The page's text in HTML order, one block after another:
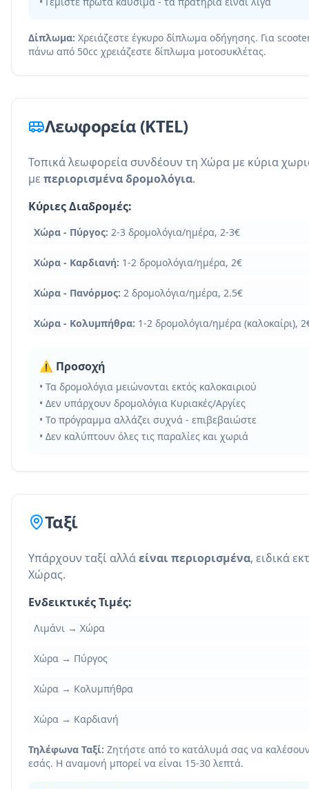
Δίπλωμα: Χρειάζεστε έγκυρο δίπλωμα οδήγησης. Για
πάνω από 50cc χρειάζεστε δίπλωμα μοτοσυκλέτας.
Λεωφορεία (KTEL)
Τοπικά λεωφορεία συνδέουν τη Χώρα με κύρια
με περιορισμένα δρομολόγια.
Κύριες Διαδρομές:
Χώρα - Πύργος: 2-3 δρομολόγια/ημέρα, 2-3€
Χώρα - Καρδιανή: 1-2 δρομολόγια/ημέρα, 2€
Χώρα - Πανόρμος: 2 δρομολόγια/ημέρα, 2.5€
Χώρα - Κολυμπήθρα: 1-2 δρομολόγια/ημέρα (καλοκαίρι),
⚠️ Προσοχή
• Τα δρομολόγια μειώνονται εκτός καλοκαιριού
• Δεν υπάρχουν δρομολόγια Κυριακές/Αργίες
• Το πρόγραμμα αλλάζει συχνά - επιβεβαιώστε
• Δεν καλύπτουν όλες τις παραλίες και χωριά
Ταξί
Υπάρχουν ταξί αλλάείναι περιορισμένα, ειδικά
Χώρας.
Ενδεικτικές Τιμές:
Λιμάνι → Χώρα
Χώρα → Πύργος
Χώρα → Κολυμπήθρα
Χώρα → Καρδιανή
Τηλέφωνα Ταξί: Ζητήστε από το κατάλυμά σας να καλέσουν
εσάς. Η αναμονή μπορεί να είναι 15-30 λεπτά.